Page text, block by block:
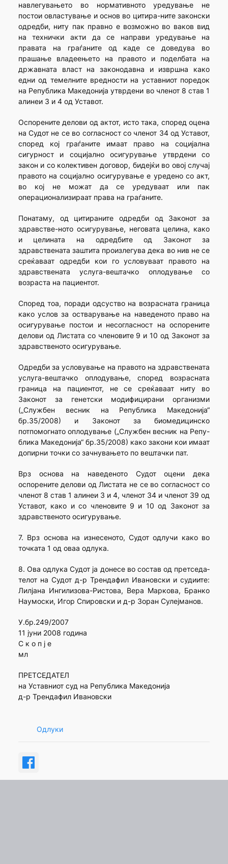
навлегувањето во нормативното уредување не
постои овластување и основ во цитира-ните законски
одредби, ниту пак правно е возможно во ваков вид
на технички акти да се направи уредување на
правата на граѓаните од каде се доведува во
прашање владеењето на правото и поделбата на
државната власт на законодавна и извршна како
едни од темелните вредности на уставниот поредок
на Република Македонија утврдени во членот 8 став 1
алинеи 3 и 4 од Уставот.
Оспорените делови од актот, исто така, според оцена
на Судот не се во согласност со членот 34 од Уставот,
според кој граѓаните имаат право на социјална
сигурност и социјално осигурување утврдени со
закон и со колективен договор, бидејќи во овој случај
правото на социјално осигурување е уредено со акт,
во кој не можат да се уредуваат или пак
операционализираат права на граѓаните.
Понатаму, од цитираните одредби од Законот за
здравстве-ното осигурување, неговата целина, како
и целината на одредбите од Законот за
здравствената заштита произлегува дека во нив не се
среќаваат одредби кои го условуваат правото на
здравствената услуга-вештачко оплодување со
возраста на пациентот.
Според тоа, поради одсуство на возрасната граница
како услов за остварување на наведеното право на
осигурување постои и несогласност на оспорените
делови од Листата со членовите 9 и 10 од Законот за
здравственото осигурување.
Одредби за условување на правото на здравствената
услуга-вештачко оплодување, според возрасната
граница на пациентот, не се среќаваат ниту во
Законот за генетски модифицирани организми
(„Службен весник на Република Македонија“
бр.35/2008) и Законот за биомедицинско
потпомогнато оплодување („Службен весник на Репу-
блика Македонија“ бр.35/2008) како закони кои имаат
допирни точки со зачнувањето по вештачки пат.
Врз основа на наведеното Судот оцени дека
оспорените делови од Листата не се во согласност со
членот 8 став 1 алинеи 3 и 4, членот 34 и членот 39 од
Уставот, како и со членовите 9 и 10 од Законот за
здравственото осигурување.
7. Врз основа на изнесеното, Судот одлучи како во
точката 1 од оваа одлука.
8. Ова одлука Судот ја донесе во состав од претседа­
те­лот на Судот д-р Трендафил Ивановски и судиите:
Лилјана Ингилизова-Ристова, Вера Маркова, Бранко
Наумоски, Игор Спировски и д-р Зоран Сулејманов.
У.бр.249/2007
11 јуни 2008 година
С к о п ј е
мл
ПРЕТСЕДАТЕЛ
на Уставниот суд на Република Македонија
д-р Трендафил Ивановски
Одлуки